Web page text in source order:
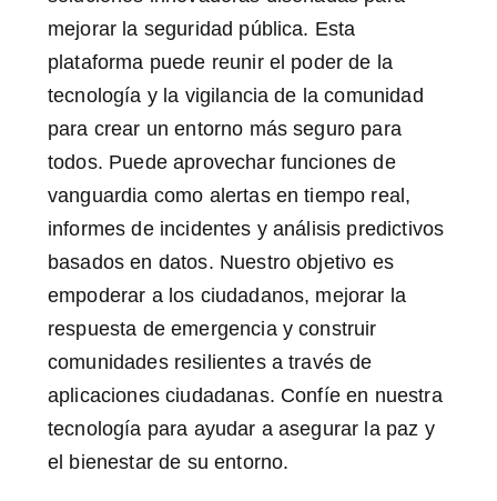
mejorar la seguridad pública. Esta
plataforma puede reunir el poder de la
tecnología y la vigilancia de la comunidad
para crear un entorno más seguro para
todos. Puede aprovechar funciones de
vanguardia como alertas en tiempo real,
informes de incidentes y análisis predictivos
basados en datos. Nuestro objetivo es
empoderar a los ciudadanos, mejorar la
respuesta de emergencia y construir
comunidades resilientes a través de
aplicaciones ciudadanas. Confíe en nuestra
tecnología para ayudar a asegurar la paz y
el bienestar de su entorno.